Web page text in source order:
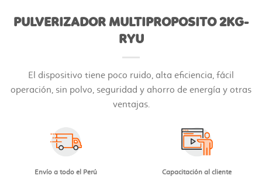
PULVERIZADOR MULTIPROPOSITO 2KG-
RYU
El dispositivo tiene poco ruido, alta eficiencia, fácil
operación, sin polvo, seguridad y ahorro de energía y otras
ventajas.
Envío a todo el Perú Capacitación al cliente